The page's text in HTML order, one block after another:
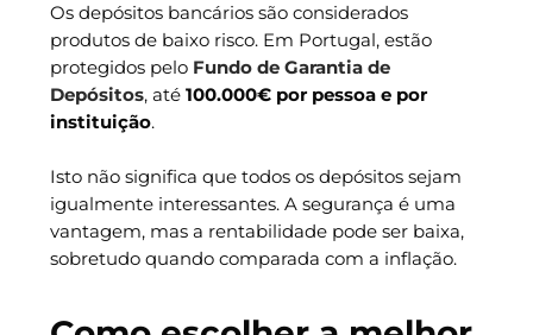
Os depósitos bancários são considerados
produtos de baixo risco. Em Portugal, estão
protegidos pelo Fundo de Garantia de
Depósitos, até 100.000€ por pessoa e por
instituição.
Isto não significa que todos os depósitos sejam
igualmente interessantes. A segurança é uma
vantagem, mas a rentabilidade pode ser baixa,
sobretudo quando comparada com a inflação.